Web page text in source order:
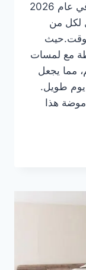
مع تطور اتجاهات الديكور الداخلي في عام 2026
لكل من
مع لمسات
مما يجعل
يوم طويل.
هذا